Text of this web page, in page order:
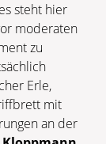
steht hier
moderaten
zu
Erle,
mit
an der